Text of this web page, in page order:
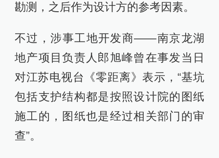
勘测，之后作为设计方的参考因素。
不过，涉事工地开发商——南京龙湖
地产项目负责人郎旭峰曾在事发当日
对江苏电视台《零距离》表示，“基坑
包括支护结构都是按照设计院的图纸
施工的，图纸也是经过相关部门的审
查”。